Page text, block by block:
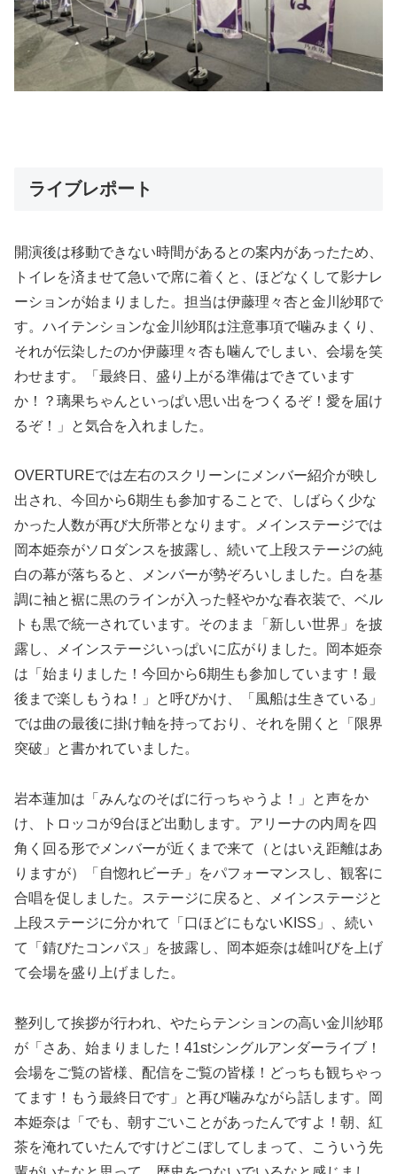
ライブレポート
開演後は移動できない時間があるとの案内があったため、
トイレを済ませて急いで席に着くと、ほどなくして影ナレ
ーションが始まりました。担当は伊藤理々杏と金川紗耶で
す。ハイテンションな金川紗耶は注意事項で噛みまくり、
それが伝染したのか伊藤理々杏も噛んでしまい、会場を笑
わせます。「最終日、盛り上がる準備はできています
か！？璃果ちゃんといっぱい思い出をつくるぞ！愛を届け
るぞ！」と気合を入れました。
OVERTUREでは左右のスクリーンにメンバー紹介が映し
出され、今回から6期生も参加することで、しばらく少な
かった人数が再び大所帯となります。メインステージでは
岡本姫奈がソロダンスを披露し、続いて上段ステージの純
白の幕が落ちると、メンバーが勢ぞろいしました。白を基
調に袖と裾に黒のラインが入った軽やかな春衣装で、ベル
トも黒で統一されています。そのまま「新しい世界」を披
露し、メインステージいっぱいに広がりました。岡本姫奈
は「始まりました！今回から6期生も参加しています！最
後まで楽しもうね！」と呼びかけ、「風船は生きている」
では曲の最後に掛け軸を持っており、それを開くと「限界
突破」と書かれていました。
岩本蓮加は「みんなのそばに行っちゃうよ！」と声をか
け、トロッコが9台ほど出動します。アリーナの内周を四
角く回る形でメンバーが近くまで来て（とはいえ距離はあ
りますが）「自惚れビーチ」をパフォーマンスし、観客に
合唱を促しました。ステージに戻ると、メインステージと
上段ステージに分かれて「口ほどにもないKISS」、続い
て「錆びたコンパス」を披露し、岡本姫奈は雄叫びを上げ
て会場を盛り上げました。
整列して挨拶が行われ、やたらテンションの高い金川紗耶
が「さあ、始まりました！41stシングルアンダーライブ！
会場をご覧の皆様、配信をご覧の皆様！どっちも観ちゃっ
てます！もう最終日です」と再び噛みながら話します。岡
本姫奈は「でも、朝すごいことがあったんですよ！朝、紅
茶を淹れていたんですけどこぼしてしまって、こういう先